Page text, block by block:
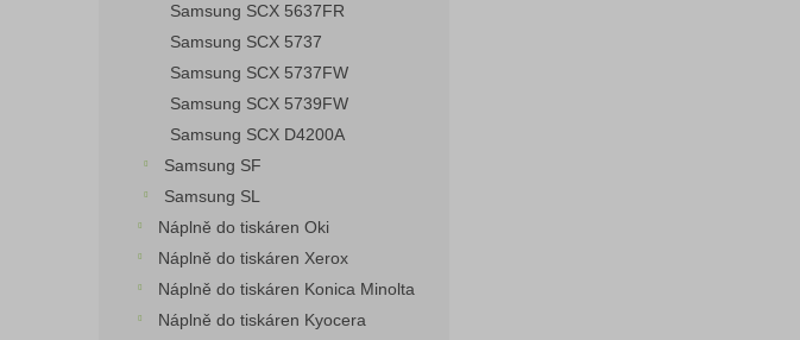
Samsung SCX 5637FR
Samsung SCX 5737
Samsung SCX 5737FW
Samsung SCX 5739FW
Samsung SCX D4200A
Samsung SF
Samsung SL
Náplně do tiskáren Oki
Náplně do tiskáren Xerox
Náplně do tiskáren Konica Minolta
Náplně do tiskáren Kyocera